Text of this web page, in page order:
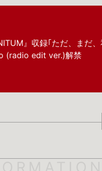
』収録｢ただ、まだ、
(radio edit ver.)解禁